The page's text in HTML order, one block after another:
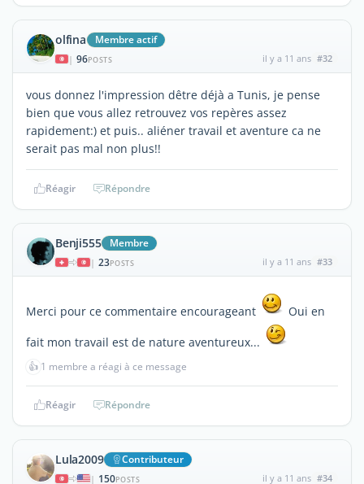
olfina Membre actif
| 96POSTS il y a 11 ans #32
vous donnez l'impression dêtre déjà a Tunis, je pense
bien que vous allez retrouvez vos repères assez
rapidement:) et puis.. aliéner travail et aventure ca ne
serait pas mal non plus!!
Réagir Répondre
Benji555 Membre
| 23POSTS il y a 11 ans #33
Merci pour ce commentaire encourageant
Oui en
fait mon travail est de nature aventureux...
👍 1 membre a réagi à ce message
Réagir Répondre
Lula2009 Contributeur
| 150POSTS il y a 11 ans #34